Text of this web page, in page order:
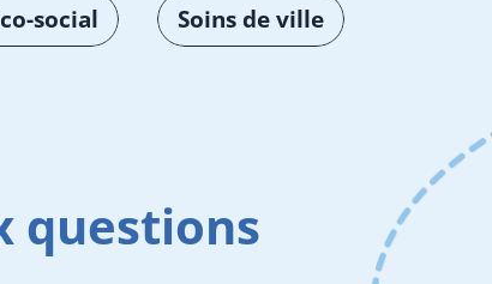
social Soins de ville
questions